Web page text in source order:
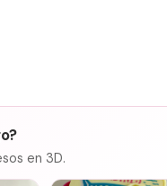
en 3D.